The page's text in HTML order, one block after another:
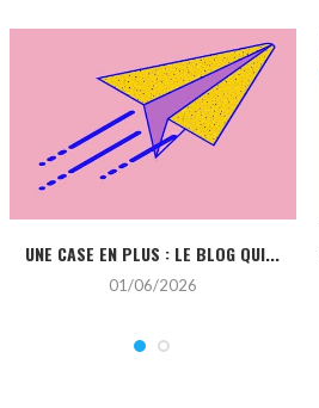
UNE CASE EN PLUS : LE BLOG QUI...
01/06/2026